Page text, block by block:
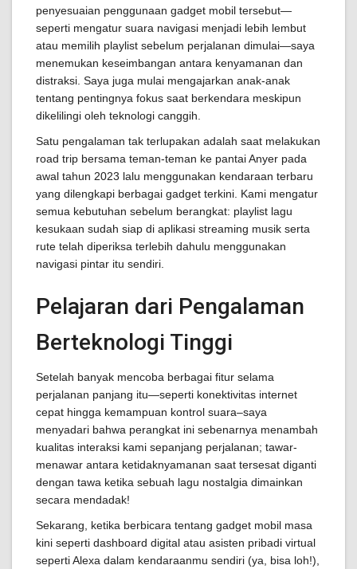
penyesuaian penggunaan gadget mobil tersebut—
seperti mengatur suara navigasi menjadi lebih lembut
atau memilih playlist sebelum perjalanan dimulai—saya
menemukan keseimbangan antara kenyamanan dan
distraksi. Saya juga mulai mengajarkan anak-anak
tentang pentingnya fokus saat berkendara meskipun
dikelilingi oleh teknologi canggih.
Satu pengalaman tak terlupakan adalah saat melakukan
road trip bersama teman-teman ke pantai Anyer pada
awal tahun 2023 lalu menggunakan kendaraan terbaru
yang dilengkapi berbagai gadget terkini. Kami mengatur
semua kebutuhan sebelum berangkat: playlist lagu
kesukaan sudah siap di aplikasi streaming musik serta
rute telah diperiksa terlebih dahulu menggunakan
navigasi pintar itu sendiri.
Pelajaran dari Pengalaman
Berteknologi Tinggi
Setelah banyak mencoba berbagai fitur selama
perjalanan panjang itu—seperti konektivitas internet
cepat hingga kemampuan kontrol suara–saya
menyadari bahwa perangkat ini sebenarnya menambah
kualitas interaksi kami sepanjang perjalanan; tawar-
menawar antara ketidaknyamanan saat tersesat diganti
dengan tawa ketika sebuah lagu nostalgia dimainkan
secara mendadak!
Sekarang, ketika berbicara tentang gadget mobil masa
kini seperti dashboard digital atau asisten pribadi virtual
seperti Alexa dalam kendaraanmu sendiri (ya, bisa loh!),